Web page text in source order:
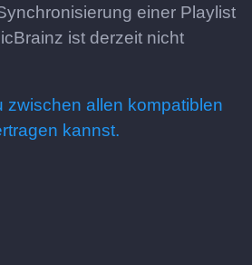
einer Playlist
ist derzeit nicht
zwischen allen kompatiblen
kannst.